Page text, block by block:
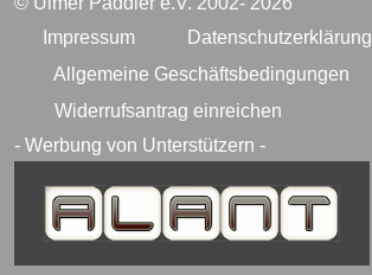
Impressum
Datenschutzerklärung
Allgemeine Geschäftsbedingungen
Widerrufsantrag einreichen
- Werbung von Unterstützern -